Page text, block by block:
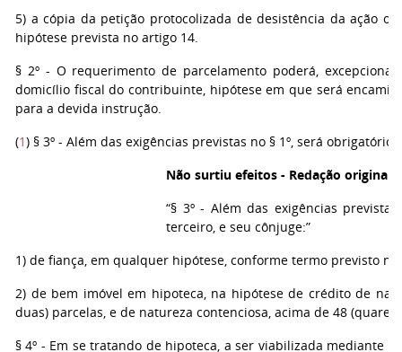
5) a cópia da petição protocolizada de desistência da ação
hipótese prevista no artigo 14.
§ 2º - O requerimento de parcelamento poderá,
domicílio fiscal do contribuinte, hipótese em que será
para a devida instrução.
(1) § 3º - Além das exigências previstas no § 1º, será
Não surtiu efeitos - Redação original
“§ 3º - Além das exigências
terceiro, e seu cônjuge:”
1) de fiança, em qualquer hipótese, conforme termo previsto no
2) de bem imóvel em hipoteca, na hipótese de crédito de
duas) parcelas, e de natureza contenciosa, acima de 48
§ 4º - Em se tratando de hipoteca, a ser viabilizada mediante